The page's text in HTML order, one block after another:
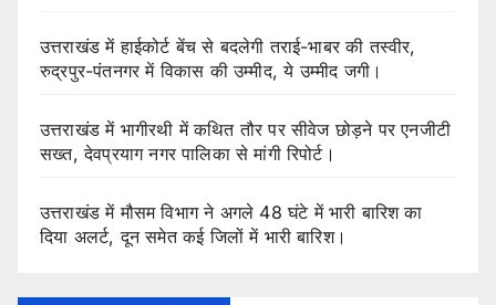
उत्तराखंड में हाईकोर्ट बेंच से बदलेगी तराई-भाबर की तस्वीर,
रुद्रपुर-पंतनगर में विकास की उम्मीद, ये उम्मीद जगी।
उत्तराखंड में भागीरथी में कथित तौर पर सीवेज छोड़ने पर एनजीटी
सख्त, देवप्रयाग नगर पालिका से मांगी रिपोर्ट।
उत्तराखंड में मौसम विभाग ने अगले 48 घंटे में भारी बारिश का
दिया अलर्ट, दून समेत कई जिलों में भारी बारिश।